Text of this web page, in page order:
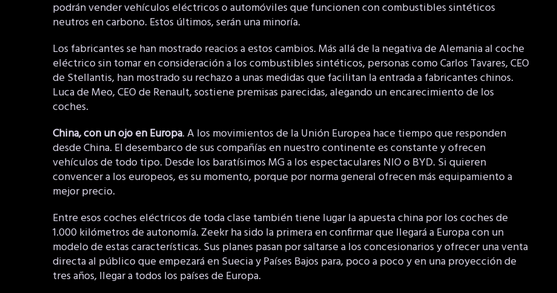
podrán vender vehículos eléctricos o automóviles que funcionen con combustibles sintéticos
neutros en carbono. Estos últimos, serán una minoría.
Los fabricantes se han mostrado reacios a estos cambios. Más allá de la negativa de Alemania al coche
eléctrico sin tomar en consideración a los combustibles sintéticos, personas como Carlos Tavares, CEO
de Stellantis, han mostrado su rechazo a unas medidas que facilitan la entrada a fabricantes chinos.
Luca de Meo, CEO de Renault, sostiene premisas parecidas, alegando un encarecimiento de los
coches.
China, con un ojo en Europa. A los movimientos de la Unión Europea hace tiempo que responden
desde China. El desembarco de sus compañías en nuestro continente es constante y ofrecen
vehículos de todo tipo. Desde los baratísimos MG a los espectaculares NIO o BYD. Si quieren
convencer a los europeos, es su momento, porque por norma general ofrecen más equipamiento a
mejor precio.
Entre esos coches eléctricos de toda clase también tiene lugar la apuesta china por los coches de
1.000 kilómetros de autonomía. Zeekr ha sido la primera en confirmar que llegará a Europa con un
modelo de estas características. Sus planes pasan por saltarse a los concesionarios y ofrecer una venta
directa al público que empezará en Suecia y Países Bajos para, poco a poco y en una proyección de
tres años, llegar a todos los países de Europa.